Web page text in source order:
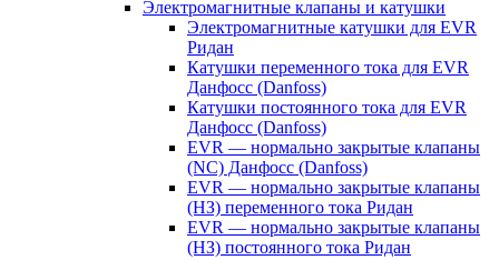
Электромагнитные клапаны и катушки
Электромагнитные катушки для EVR
Ридан
Катушки переменного тока для EVR
Данфосс (Danfoss)
Катушки постоянного тока для EVR
Данфосс (Danfoss)
EVR — нормально закрытые клапаны
(NC) Данфосс (Danfoss)
EVR — нормально закрытые клапаны
(НЗ) переменного тока Ридан
EVR — нормально закрытые клапаны
(НЗ) постоянного тока Ридан